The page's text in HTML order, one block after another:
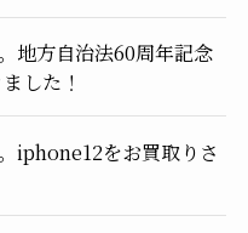
地方自治法60周年記念
した！
iphone12をお買取りさ